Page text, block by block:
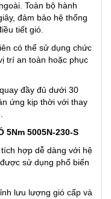
Toàn bộ hành
đảm bảo hệ thống
tiết gió.
có thể sử dụng chức
trí an toàn hoặc phục
đầy đủ dưới 30
ứng kịp thời với thay
5Nm 5005N-230-S
hợp dễ dàng với hệ
sử dụng phổ biến
lưu lượng gió cấp và